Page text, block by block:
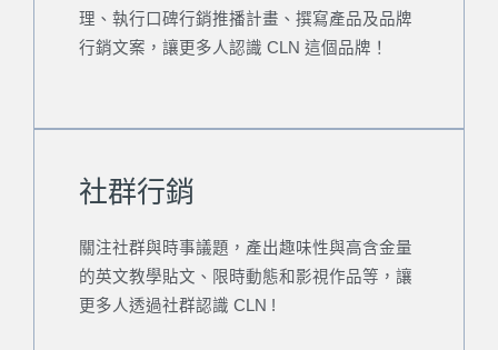
理、執行口碑行銷推播計畫、撰寫產品及品牌
行銷文案，讓更多人認識 CLN 這個品牌！
社群行銷
關注社群與時事議題，產出趣味性與高含金量
的英文教學貼文、限時動態和影視作品等，讓
更多人透過社群認識 CLN !